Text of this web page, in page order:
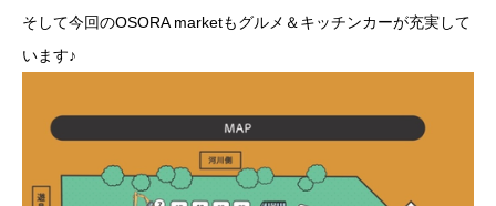
そして今回のOSORA marketもグルメ＆キッチンカーが充実して
います♪